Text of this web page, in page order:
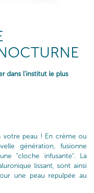
dans l'institut le plus
peau ! En crème ou
génération, fusionne
"cloche infusante". La
lissant, sont ainsi
une peau repulpée au